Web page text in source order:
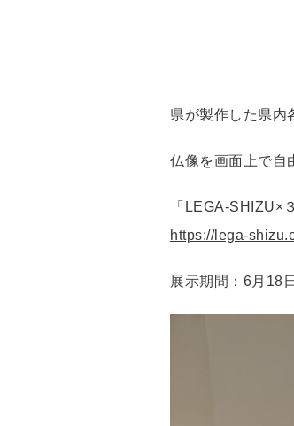
県が製作した県内
仏像を画面上で自
「LEGA-SHIZU×
https://lega-
展示期間：6月18